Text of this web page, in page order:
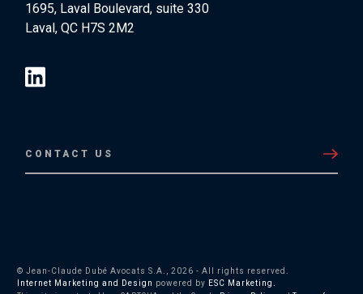
1695, Laval Boulevard, suite 330
Laval, QC H7S 2M2
CONTACT US
© Jean-Claude Dubé Avocats S.A., 2026 - All rights reserved.
Internet Marketing and Design powered by ESC Marketing.